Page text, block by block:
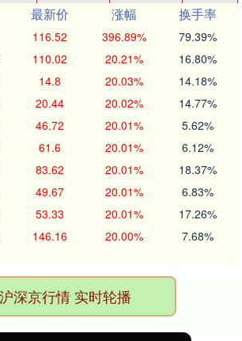
最新价 涨幅
换手率
116.52 396.89% 79.39%
110.02 20.21% 16.80%
14.8 20.03% 14.18%
20.44 20.02% 14.77%
46.72 20.01% 5.62%
61.6 20.01% 6.12%
83.62 20.01% 18.37%
49.67 20.01% 6.83%
53.33 20.01% 17.26%
146.16 20.00% 7.68%
沪深京行情 实时轮播